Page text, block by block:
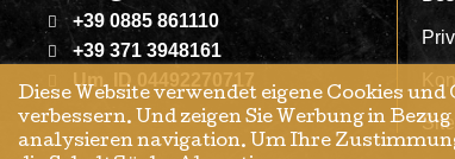
Diese Website verwendet eigene Cookies
verbessern. Und zeigen Sie Werbung in
analysieren navigation. Um Ihre
+39 0885 861110
+39 371 3948161
Um. ID 04492270717